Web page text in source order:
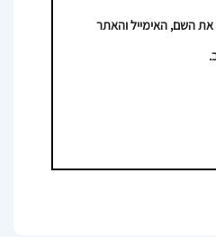
השם, האימייל והאתר